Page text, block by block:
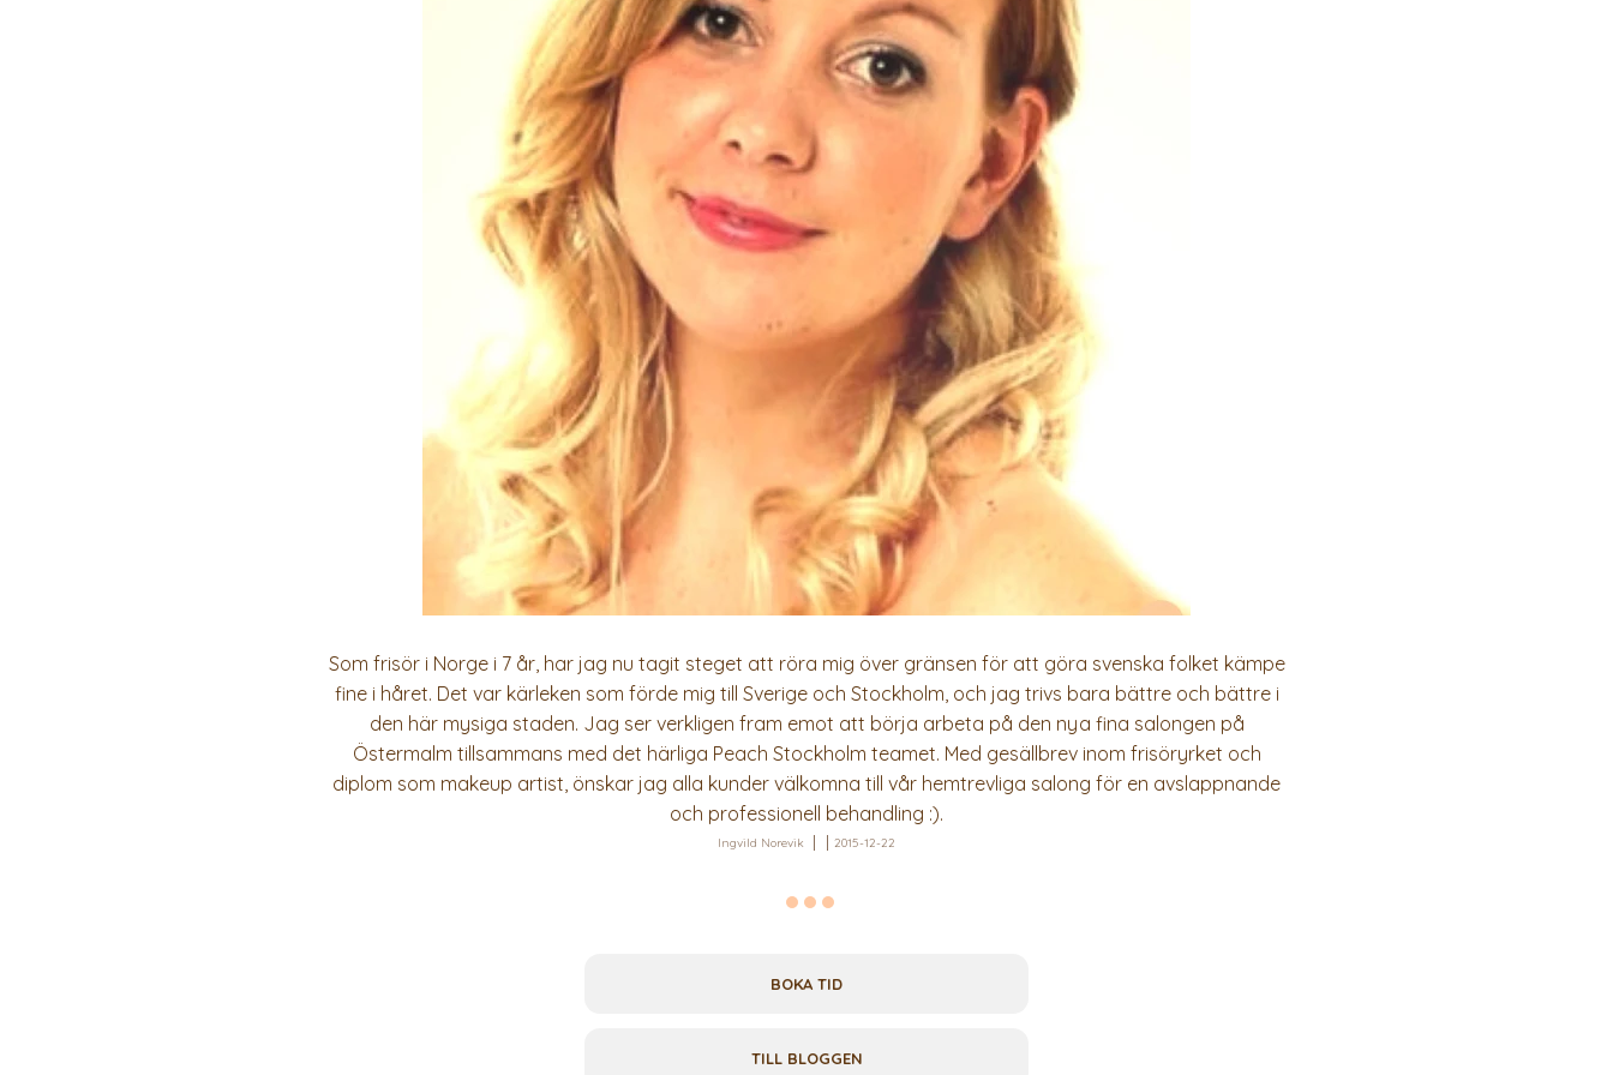
Som frisör i Norge i 7 år, har jag nu tagit steget att röra mig över gränsen för att göra svenska folket kämpe
fine i håret. Det var kärleken som förde mig till Sverige och Stockholm, och jag trivs bara bättre och bättre i
den här mysiga staden. Jag ser verkligen fram emot att börja arbeta på den nya fina salongen på
Östermalm tillsammans med det härliga Peach Stockholm teamet. Med gesällbrev inom frisöryrket och
diplom som makeup artist, önskar jag alla kunder välkomna till vår hemtrevliga salong för en avslappnande
och professionell behandling :).
Ingvild Norevik 2015-12-22
BOKA TID
TILL BLOGGEN